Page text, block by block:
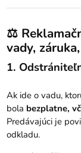
⚖️
vady,
1.
Ak ide o vadu,
bola bezplatne,
Predávajúci je
odkladu.